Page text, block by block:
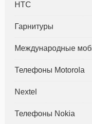
HTC
Гарнитуры
Международные
Телефоны Motorola
Nextel
Телефоны Nokia